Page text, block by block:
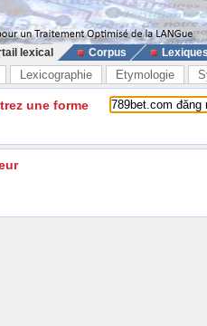
lexical Corpus
Lexicographie Etymologie
une forme